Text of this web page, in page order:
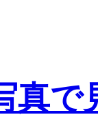
真で